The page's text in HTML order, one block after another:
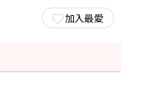
加入最愛